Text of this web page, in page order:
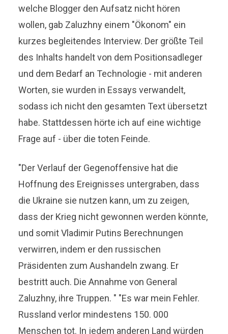
welche Blogger den Aufsatz nicht hören
wollen, gab Zaluzhny einem "Ökonom" ein
kurzes begleitendes Interview. Der größte Teil
des Inhalts handelt von dem Positionsadleger
und dem Bedarf an Technologie - mit anderen
Worten, sie wurden in Essays verwandelt,
sodass ich nicht den gesamten Text übersetzt
habe. Stattdessen hörte ich auf eine wichtige
Frage auf - über die toten Feinde.
"Der Verlauf der Gegenoffensive hat die
Hoffnung des Ereignisses untergraben, dass
die Ukraine sie nutzen kann, um zu zeigen,
dass der Krieg nicht gewonnen werden könnte,
und somit Vladimir Putins Berechnungen
verwirren, indem er den russischen
Präsidenten zum Aushandeln zwang. Er
bestritt auch. Die Annahme von General
Zaluzhny, ihre Truppen. " "Es war mein Fehler.
Russland verlor mindestens 150. 000
Menschen tot. In jedem anderen Land würden